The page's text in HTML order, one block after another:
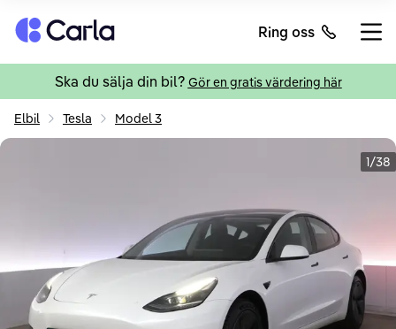
Tillbaka till startsidan Ring oss
Ska du sälja din bil? Gör en gratis värdering här
Elbil Tesla Model 3
1/38